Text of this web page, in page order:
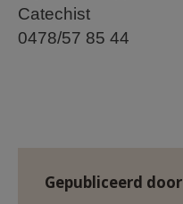
Catechist
0478/57 85 44
Gepubliceerd door